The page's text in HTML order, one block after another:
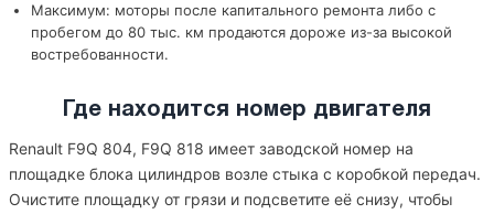
Максимум: моторы после капитального ремонта либо с
пробегом до 80 тыс. км продаются дороже из-за высокой
востребованности.
Где находится номер двигателя
Renault F9Q 804, F9Q 818 имеет заводской номер на
площадке блока цилиндров возле стыка с коробкой передач.
Очистите площадку от грязи и подсветите её снизу, чтобы